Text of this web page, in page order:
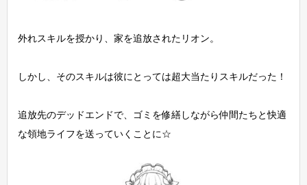
外れスキルを授かり、家を追放されたリオン。
しかし、そのスキルは彼にとっては超大当たりスキルだった！
追放先のデッドエンドで、ゴミを修繕しながら仲間たちと快適
な領地ライフを送っていくことに☆